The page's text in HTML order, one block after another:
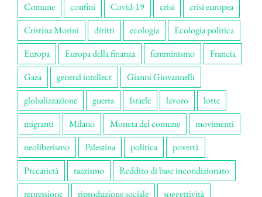
Comune
confini Covid-19 crisi
crisi europea
Cristina Morini
diritti ecologia
Ecologia politica
Europa
Europa della finanza femminismo
Francia
Gaza
general intellect
Gianni Giovannelli
globalizzazione
guerra Israele lavoro
lotte
migranti
Milano Moneta del comune
movimenti
neoliberismo
Palestina politica
povertà
Precarietà
razzismo
Reddito di base incondizionato
repressione
riproduzione sociale soggettività